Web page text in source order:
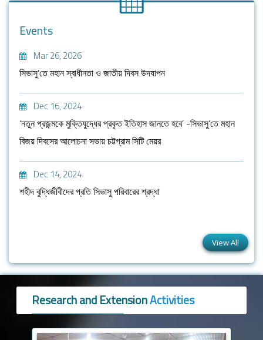
Events
Mar 26, 2026
সিভাসু’তে মহান স্বাধীনতা ও জাতীয় দিবস উদযাপন
Dec 16, 2024
‘নতুন প্রজন্মকে মুক্তিযুদ্ধের প্রকৃত ইতিহাস জানতে হবে’ -সিভাসু’তে মহান
বিজয় দিবসের আলোচনা সভায় চট্টগ্রাম সিটি মেয়র
Dec 14, 2024
শহীদ বুদ্ধিজীবীদের প্রতি সিভাসু পরিবারের শ্রদ্ধা
View All
Research and ExtensionActivities